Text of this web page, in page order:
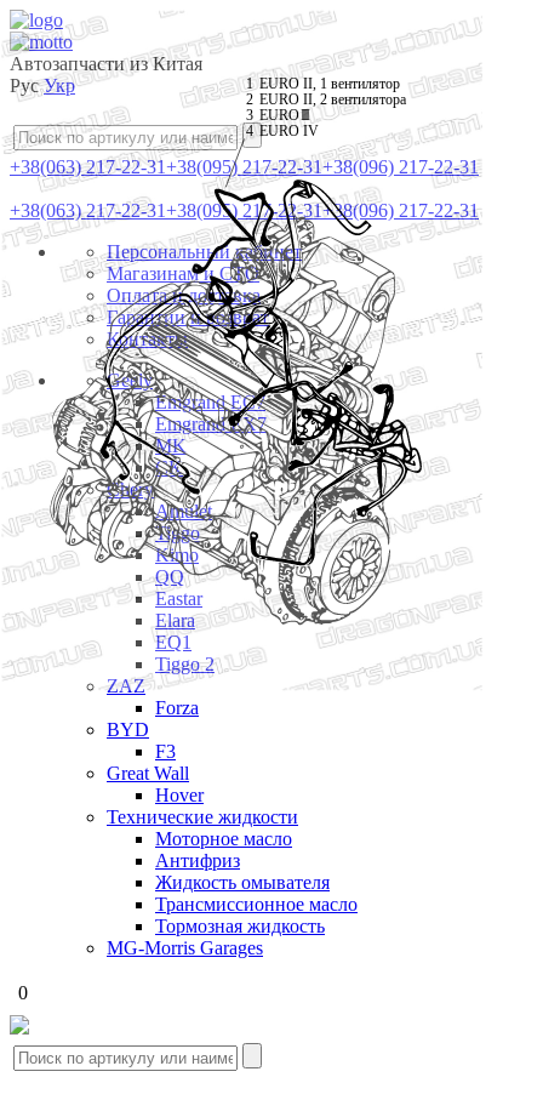
Автозапчасти из Китая
Рус Укр
+38(063) 217-22-31+38(095) 217-22-31+38(096) 217-22-31
+38(063) 217-22-31+38(095) 217-22-31+38(096) 217-22-31
Персональный кабинет
Магазинам и СТО
Оплата и доставка
Гарантии и возврат
Контакты
Geely
Emgrand EC7
Emgrand EX7
MK
CK
Chery
Amulet
Tiggo
Kimo
QQ
Eastar
Elara
EQ1
Tiggo 2
ZAZ
Forza
BYD
F3
Great Wall
Hover
Технические жидкости
Моторное масло
Антифриз
Жидкость омывателя
Трансмиссионное масло
Тормозная жидкость
MG-Morris Garages
0
1
2
3
4
EURO II, 1 вентилятор
EURO II, 2 вентилятора
EURO I
II
EURO IV